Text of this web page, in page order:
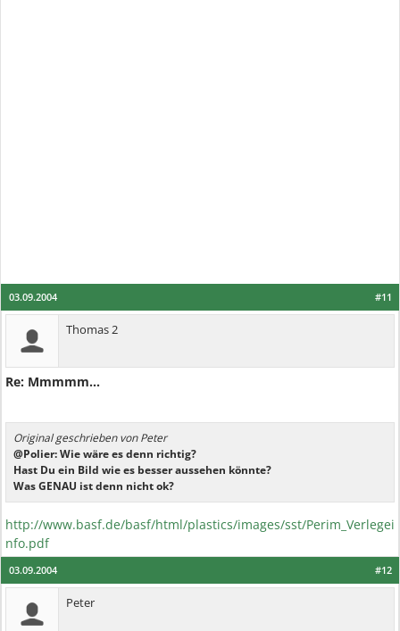
#11
03.09.2004
Thomas 2
Re: Mmmmm...
Original geschrieben von Peter
@Polier: Wie wäre es denn richtig?
Hast Du ein Bild wie es besser aussehen könnte?
Was GENAU ist denn nicht ok?
http://www.basf.de/basf/html/plastics/images/sst/Perim_Verlegei
nfo.pdf
#12
03.09.2004
Peter